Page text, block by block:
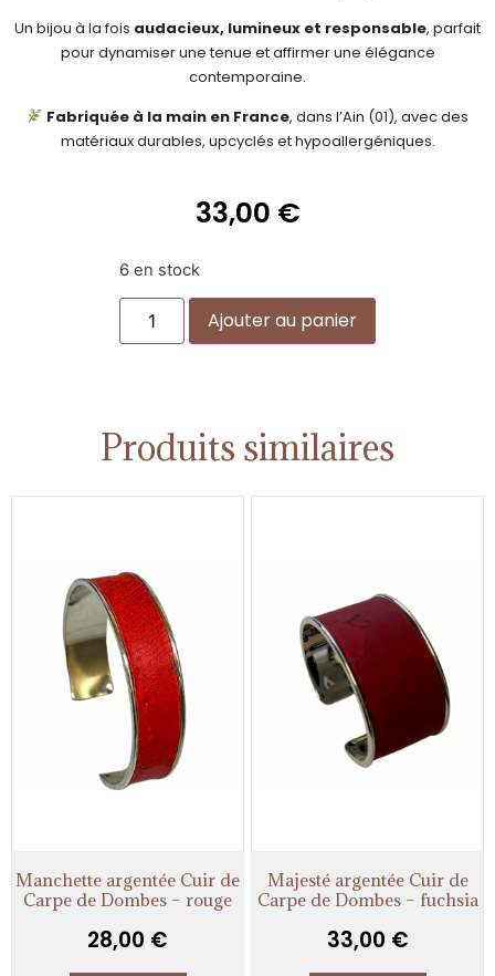
Un bijou à la fois audacieux, lumineux et responsable, parfait
pour dynamiser une tenue et affirmer une élégance
contemporaine.
Fabriquée à la main en France, dans l’Ain (01), avec des
matériaux durables, upcyclés et hypoallergéniques.
33,00 €
6 en stock
Ajouter au panier
Produits similaires
Manchette argentée Cuir de
Carpe de Dombes – rouge
28,00 €
Majesté argentée Cuir de
Carpe de Dombes – fuchsia
33,00 €